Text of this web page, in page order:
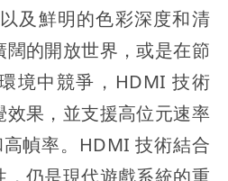
及鮮明的色彩深度和清
的開放世界，或是在節
境中競爭，HDMI 技術
果，並支援高位元速率
幀率。HDMI 技術結合
仍是現代遊戲系統的重